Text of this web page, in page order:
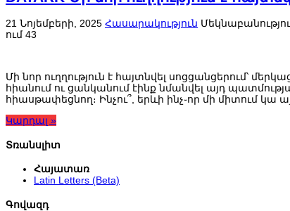
21 Նոյեմբերի, 2025 Հասարակություն
ում 43
Մի նոր ուղղություն է հայտնվել սոցցանցերում՝
հիանում ու ցանկանում էինք նմանվել այդ
հիասթափեցնող։ Ինչու՞, երևի ինչ֊որ մի միտում կա
Կարդալ »
Տռանսլիտ
Հայատառ
Latin Letters (Beta)
Գովազդ